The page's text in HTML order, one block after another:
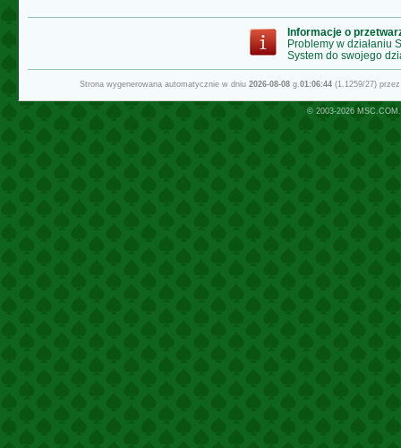
Informacje o
Problemy w działaniu
System do swojego
Strona wygenerowana automatycznie w dniu 2026-08-08g.01:06:44(1.1259/27)
© 2003-2026